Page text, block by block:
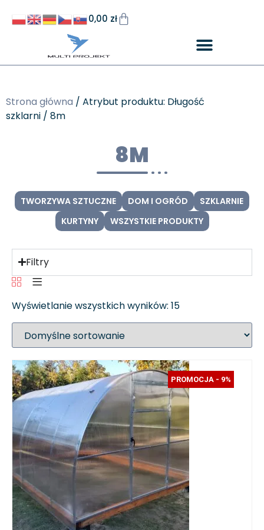
0,00 zł
Strona główna / Atrybut produktu: Długość
szklarni / 8m
8M
TWORZYWA SZTUCZNE DOM I OGRÓD
SZKLARNIE
KURTYNY
WSZYSTKIE PRODUKTY
Filtry
Wyświetlanie wszystkich wyników: 15
PROMOCJA - 9%